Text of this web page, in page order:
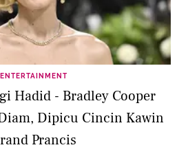
ENTERTAINMENT
Hadid - Bradley Cooper
Dipicu Cincin Kawin
Prancis